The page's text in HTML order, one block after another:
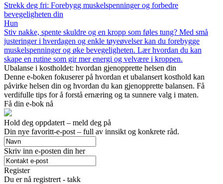
Strekk deg fri: Forebygg muskelspenninger og forbedre
bevegeligheten din
Hun
Stiv nakke, spente skuldre og en kropp som føles tung? Med små
justeringer i hverdagen og enkle tøyeøvelser kan du forebygge
muskelspenninger og øke bevegeligheten. Lær hvordan du kan
skape en rutine som gir mer energi og velvære i kroppen.
Ubalanse i kostholdet: hvordan gjenopprette helsen din
Denne e-boken fokuserer på hvordan et ubalansert kosthold kan
påvirke helsen din og hvordan du kan gjenopprette balansen. Få
verdifulle tips for å forstå ernæring og ta sunnere valg i maten.
Få din e-bok nå
Hold deg oppdatert – meld deg på
Din nye favoritt-e-post – full av innsikt og konkrete råd.
Skriv inn e-posten din her
Register
Du er nå registrert - takk